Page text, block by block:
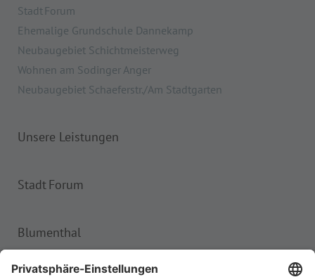
Stadt Forum
Ehemalige Grundschule Dannekamp
Neubaugebiet Schichtmeisterweg
Wohnen am Sodinger Anger
Neubaugebiet Schaeferstr./Am Stadtgarten
Unsere Leistungen
Stadt Forum
Blumenthal